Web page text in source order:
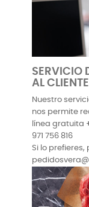
SERVICIO
AL CLIENTE
Nuestro
nos permite
línea gratuita
971 756 816
Si lo prefieres,